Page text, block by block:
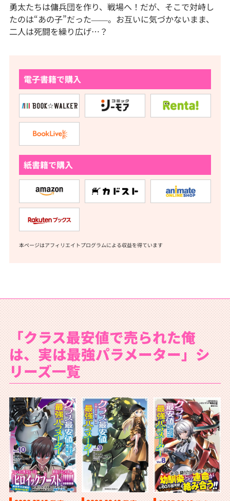
勇太たちは傭兵団を作り、戦場へ！だが、そこで対峙し
たのは“あの子”だった――。お互いに気づかないまま、
二人は死闘を繰り広げ…？
電子書籍で購入
紙書籍で購入
本ページはアフィリエイトプログラムによる収益を得ています
「クラス最安値で売られた俺
は、実は最強パラメーター」シ
リーズ一覧